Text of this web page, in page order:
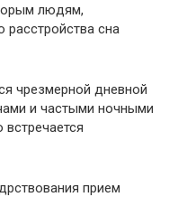
людям,
сна
чрезмерной дневной
и частыми ночными
прием